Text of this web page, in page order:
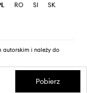
RO SI
SK
autorskim i należy do
Pobierz